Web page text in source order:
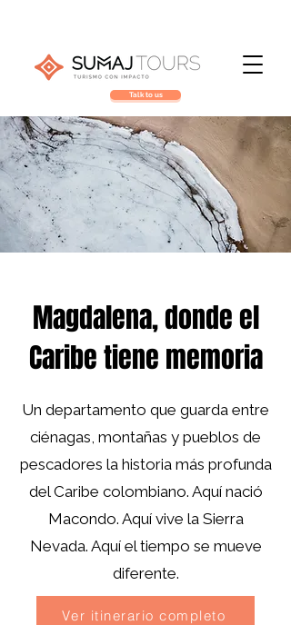
Talk to us
Magdalena, donde el
Caribe tiene memoria
Un departamento que guarda entre
ciénagas, montañas y pueblos de
pescadores la historia más profunda
del Caribe colombiano. Aquí nació
Macondo. Aquí vive la Sierra
Nevada. Aquí el tiempo se mueve
diferente.
Ver itinerario completo